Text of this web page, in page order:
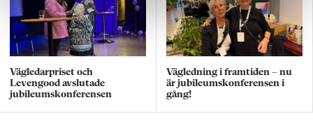
Vägledarpriset och
Levengood avslutade
jubileumskonferensen
Vägledning i framtiden – nu
är jubileumskonferensen i
gång!